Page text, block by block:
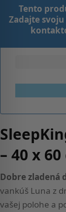
– 40 x 60
Dobre zladená
vankúš Luna z
vašej polohe a
Tento
Zadajte